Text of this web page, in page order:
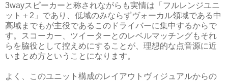
3wayスピーカーと称されながらも実情は「フルレンジユニ
ット＋2」であり、低域のみならずヴォーカル領域である中
高域までもが主役であるこのドライバーに集中するからで
す。スコーカー、ツイーターとのレベルマッチングもそれ
らを脇役として控えめにすることが、理想的な点音源に近
いまとめ方ということになります。
よく、このユニット構成のレイアウトヴィジュアルからの